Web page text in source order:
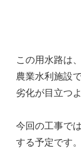
この用水路は
農業水利施設
劣化が目立つ
今回の工事で
する予定です。